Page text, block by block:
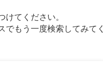
てください。
もう一度検索してみてく